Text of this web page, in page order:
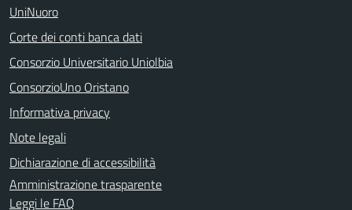
UniNuoro
Corte dei conti banca dati
Consorzio Universitario Uniolbia
ConsorzioUno Oristano
Informativa privacy
Note legali
Dichiarazione di accessibilità
Amministrazione trasparente
Leggi le FAQ